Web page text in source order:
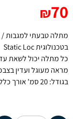
₪70
מתלה טבעתי למגבות /
בטכנולוגית Static Loc
כל מתלה יכול לשאת עד 10 קג' – גם מגבת רטובה
מראה מעוגל ועדין
בגודל: 20 סמ' אורך כללי, 15.5 סמ' רוחב כללי, עומק 2 סמ'